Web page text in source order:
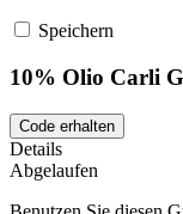
Speichern
10% Olio Carli
Code erhalten
Details
Abgelaufen